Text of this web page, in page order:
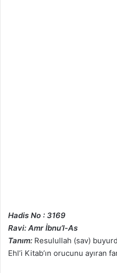
Hadis No : 3169
Ravi: Amr İbnu’l-As
Tanım: Resulullah (sav)
Ehl’i Kitab’ın orucunu ayıran